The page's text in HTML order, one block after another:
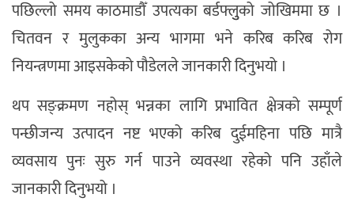
पछिल्लो समय काठमाडौँ उपत्यका बर्डफ्लुुको जोखिममा छ ।
चितवन र मुलुकका अन्य भागमा भने करिब करिब रोग
नियन्त्रणमा आइसकेको पौडेलले जानकारी दिनुभयो ।
थप सङ्क्रमण नहोस् भन्नका लागि प्रभावित क्षेत्रको सम्पूर्ण
पन्छीजन्य उत्पादन नष्ट भएको करिब दुईमहिना पछि मात्रै
व्यवसाय पुनः सुरु गर्न पाउने व्यवस्था रहेको पनि उहाँले
जानकारी दिनुभयो ।